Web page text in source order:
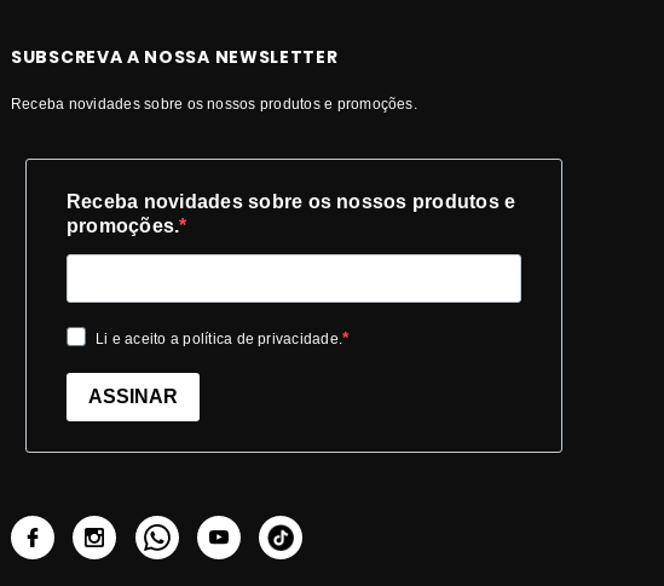
SUBSCREVA A NOSSA NEWSLETTER
Receba novidades sobre os nossos produtos e promoções.
Receba novidades sobre os nossos produtos e
promoções.
Li e aceito a política de privacidade.
ASSINAR